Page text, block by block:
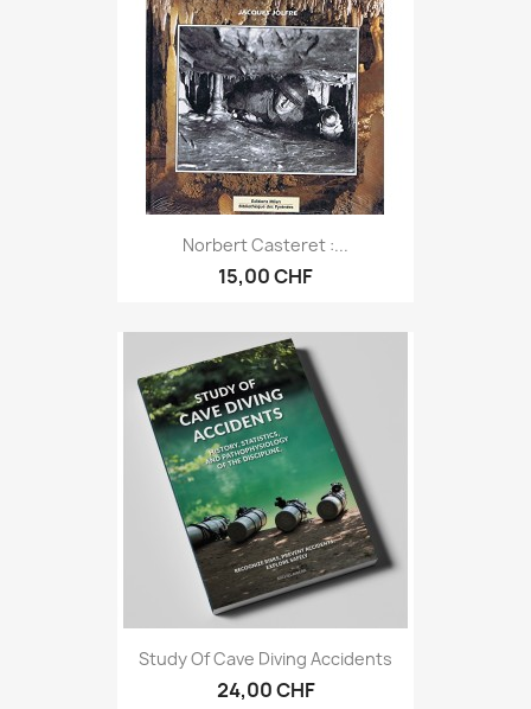
Norbert Casteret :...
15,00 CHF
Study Of Cave Diving Accidents
24,00 CHF